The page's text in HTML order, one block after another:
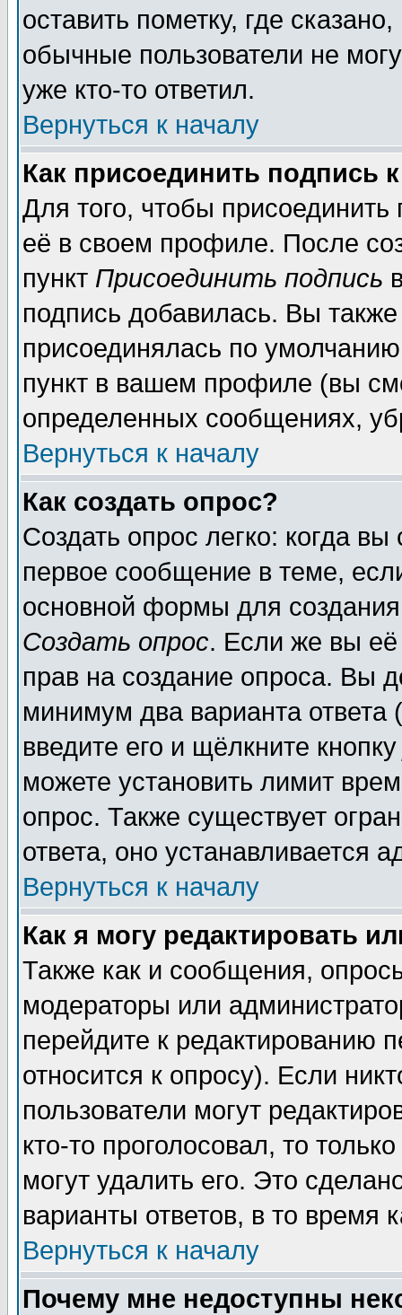
оставить пометку, где
обычные пользователи не
уже кто-то ответил.
Вернуться к началу
Как присоединить подпись
Для того, чтобы
её в своем профиле. После
пункт Присоединить подпись
подпись добавилась. Вы
присоединялась по
пункт в вашем профиле (вы
определенных сообщениях,
Вернуться к началу
Как создать опрос?
Создать опрос легко: когда
первое сообщение в теме,
основной формы для
Создать опрос. Если же вы её
прав на создание опроса. Вы
минимум два варианта ответа
введите его и щёлкните
можете установить лимит
опрос. Также существует
ответа, оно устанавливается
Вернуться к началу
Как я могу редактировать
Также как и сообщения,
модераторы или
перейдите к редактированию
относится к опросу). Если
пользователи могут
кто-то проголосовал, то
могут удалить его. Это
варианты ответов, в то время
Вернуться к началу
Почему мне недоступны